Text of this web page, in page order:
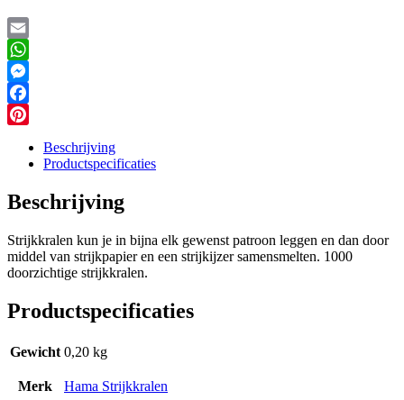
Email
WhatsApp
Messenger
Facebook
Beschrijving
Productspecificaties
Beschrijving
Strijkkralen kun je in bijna elk gewenst patroon leggen en dan door
middel van strijkpapier en een strijkijzer samensmelten. 1000
doorzichtige strijkkralen.
Productspecificaties
Gewicht 0,20 kg
Merk Hama Strijkkralen